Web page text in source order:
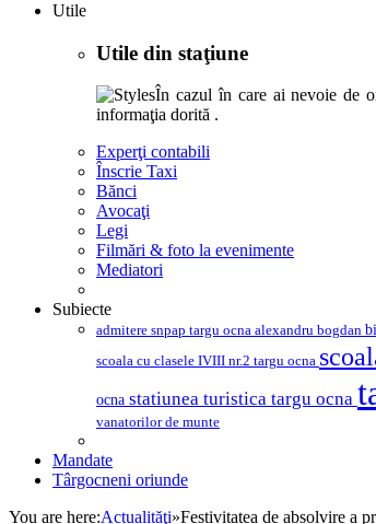
Utile
Utile din staţiune
În cazul în care ai nevoie de
informaţia dorită .
Experţi contabili
Înscrie Taxi
Bănci
Avocaţi
Legi
Filmări & foto la evenimente
Mediatori
Subiecte
admitere snpap targu ocna alexandru bogdan
scoala cu clasele IVIII nr.2 targu ocna
ocna statiunea turistica targu ocna
vanatorilor de munte
Mandate
Târgocneni oriunde
You are here:Actualităţi»Festivitatea de absolvire a